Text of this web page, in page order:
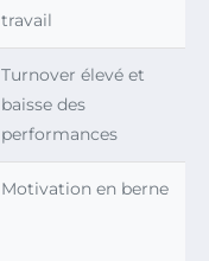
travail
Turnover élevé et
baisse des
performances
Motivation en berne